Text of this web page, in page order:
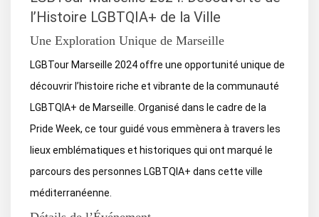
l’Histoire LGBTQIA+ de la Ville
Une Exploration Unique de Marseille
LGBTour Marseille 2024 offre une opportunité unique de
découvrir l’histoire riche et vibrante de la communauté
LGBTQIA+ de Marseille. Organisé dans le cadre de la
Pride Week, ce tour guidé vous emmènera à travers les
lieux emblématiques et historiques qui ont marqué le
parcours des personnes LGBTQIA+ dans cette ville
méditerranéenne.